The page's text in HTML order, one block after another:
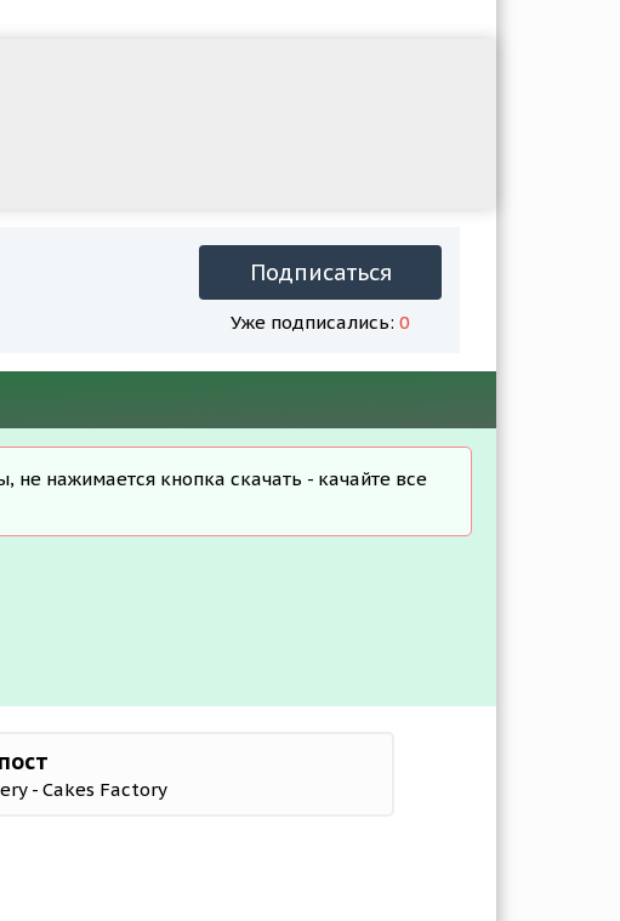
Подписаться
Уже подписались: 0
не нажимается кнопка скачать - качайте все
- Cakes Factory